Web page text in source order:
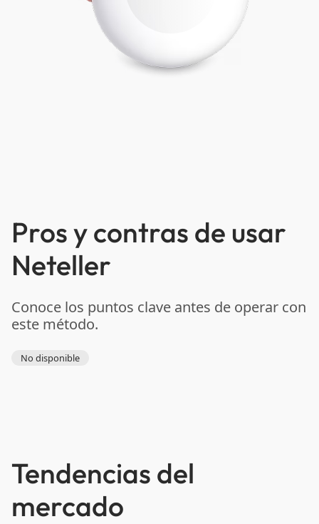
Pros y contras de usar
Neteller
Conoce los puntos clave antes de operar con
este método.
No disponible
Tendencias del
mercado